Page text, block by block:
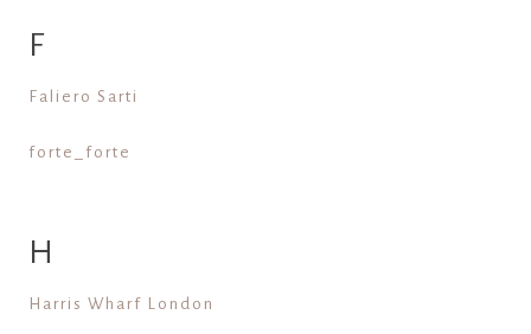
F
Faliero Sarti
forte_forte
H
Harris Wharf London